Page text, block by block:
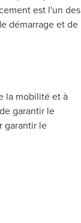
est l'un des
démarrage et de
la mobilité et à
garantir le
garantir le